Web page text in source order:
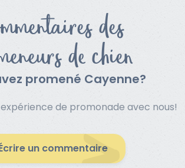
des
de chien
promené Cayenne?
de promonade avec nous!
un commentaire